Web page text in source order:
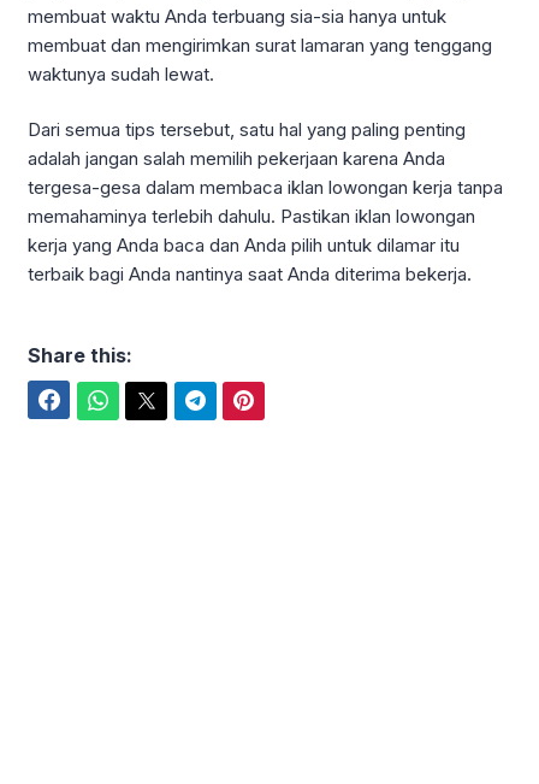
membuat waktu Anda terbuang sia-sia hanya untuk
membuat dan mengirimkan surat lamaran yang tenggang
waktunya sudah lewat.
Dari semua tips tersebut, satu hal yang paling penting
adalah jangan salah memilih pekerjaan karena Anda
tergesa-gesa dalam membaca iklan lowongan kerja tanpa
memahaminya terlebih dahulu. Pastikan iklan lowongan
kerja yang Anda baca dan Anda pilih untuk dilamar itu
terbaik bagi Anda nantinya saat Anda diterima bekerja.
Share this: